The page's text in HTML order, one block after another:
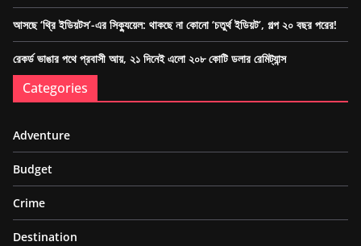
আসছে ‘থ্রি ইডিয়টস’-এর সিক্যুয়েল: থাকছে না কোনো ‘চতুর্থ ইডিয়ট’, গল্প ২০ বছর পরের!
রেকর্ড ভাঙার পথে প্রবাসী আয়, ২১ দিনেই এলো ২০৮ কোটি ডলার রেমিট্যান্স
Categories
Adventure
Budget
Crime
Destination